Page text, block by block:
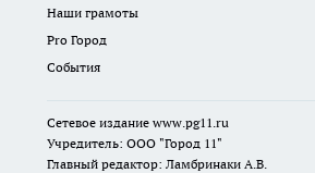
Наши грамоты
Pro Город
События
Сетевое издание www.pg11.ru
Учредитель: ООО "Город 11"
Главный редактор: Ламбринаки А.В.